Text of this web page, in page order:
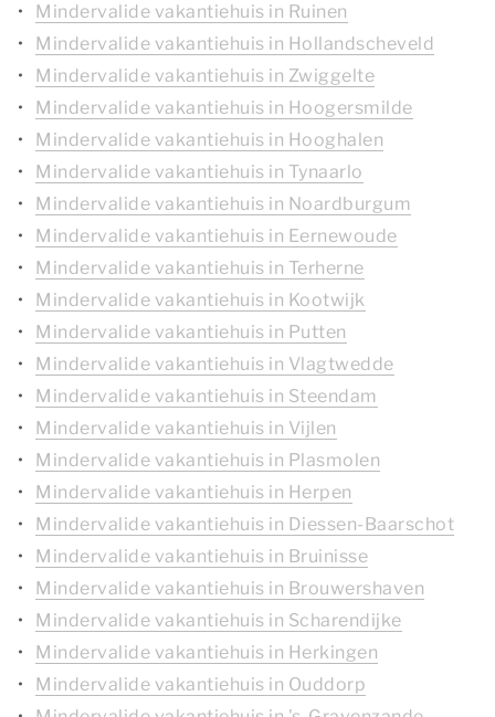
Mindervalide vakantiehuis in Ruinen
Mindervalide vakantiehuis in Hollandscheveld
Mindervalide vakantiehuis in Zwiggelte
Mindervalide vakantiehuis in Hoogersmilde
Mindervalide vakantiehuis in Hooghalen
Mindervalide vakantiehuis in Tynaarlo
Mindervalide vakantiehuis in Noardburgum
Mindervalide vakantiehuis in Eernewoude
Mindervalide vakantiehuis in Terherne
Mindervalide vakantiehuis in Kootwijk
Mindervalide vakantiehuis in Putten
Mindervalide vakantiehuis in Vlagtwedde
Mindervalide vakantiehuis in Steendam
Mindervalide vakantiehuis in Vijlen
Mindervalide vakantiehuis in Plasmolen
Mindervalide vakantiehuis in Herpen
Mindervalide vakantiehuis in Diessen-Baarschot
Mindervalide vakantiehuis in Bruinisse
Mindervalide vakantiehuis in Brouwershaven
Mindervalide vakantiehuis in Scharendijke
Mindervalide vakantiehuis in Herkingen
Mindervalide vakantiehuis in Ouddorp